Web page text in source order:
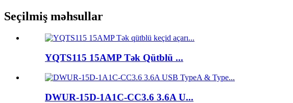
Seçilmiş məhsullar
YQTS115 15AMP Tək Qütblü ...
DWUR-15D-1A1C-CC3.6 3.6A U...